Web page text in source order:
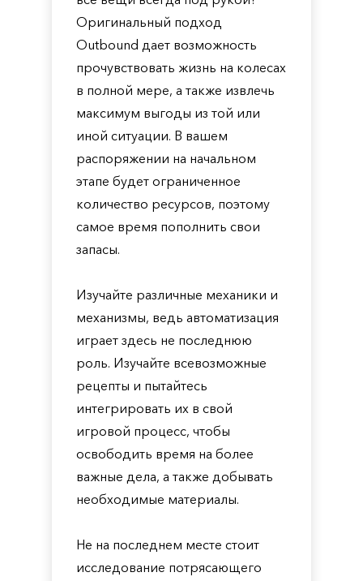
Оригинальный подход
Outbound дает возможность
прочувствовать жизнь на колесах
в полной мере, а также извлечь
максимум выгоды из той или
иной ситуации. В вашем
распоряжении на начальном
этапе будет ограниченное
количество ресурсов, поэтому
самое время пополнить свои
запасы.
Изучайте различные механики и
механизмы, ведь автоматизация
играет здесь не последнюю
роль. Изучайте всевозможные
рецепты и пытайтесь
интегрировать их в свой
игровой процесс, чтобы
освободить время на более
важные дела, а также добывать
необходимые материалы.
Не на последнем месте стоит
исследование потрясающего